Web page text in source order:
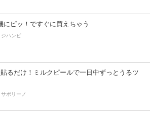
にピッ！ですぐに買えちゃう
ジハンピ
るだけ！ミルクピールで一日中ずっとうるツ
サボリーノ